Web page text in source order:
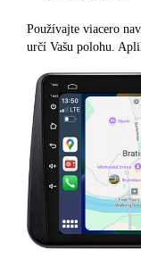
Používajte viacero
určí Vašu polohu.